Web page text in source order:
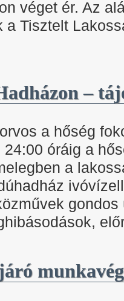
véget ér. Az
a Tisztelt
–
a hőség
óráig a
a